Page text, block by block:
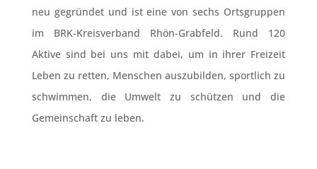
neu gegründet und ist eine von sechs Ortsgruppen
im BRK-Kreisverband Rhön-Grabfeld. Rund 120
Aktive sind bei uns mit dabei, um in ihrer Freizeit
Leben zu retten, Menschen auszubilden, sportlich zu
schwimmen, die Umwelt zu schützen und die
Gemeinschaft zu leben.